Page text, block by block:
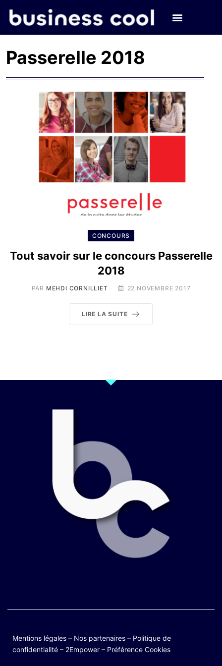
Passerelle 2018
CONCOURS
Tout savoir sur le concours Passerelle
2018
PAR MEHDI CORNILLIET 22 NOVEMBRE 2017
LIRE LA SUITE
Mentions légales – Nos partenaires – Politique de
confidentialité – 2Empower – Préférence Cookies